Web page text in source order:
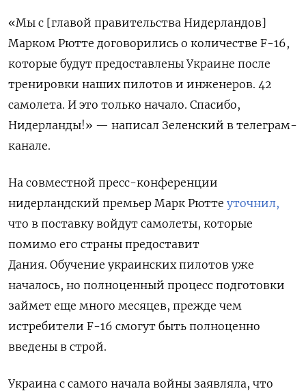
«Мы с [главой правительства Нидерландов]
Марком Рютте договорились о количестве F-16,
которые будут предоставлены Украине после
тренировки наших пилотов и инженеров. 42
самолета. И это только начало. Спасибо,
Нидерланды!» — написал Зеленский в телеграм-
канале.
На совместной пресс-конференции
нидерландский премьер Марк Рютте уточнил,
что в поставку войдут самолеты, которые
помимо его страны предоставит
Дания. Обучение украинских пилотов уже
началось, но полноценный процесс подготовки
займет еще много месяцев, прежде чем
истребители F-16 смогут быть полноценно
введены в строй.
Украина с самого начала войны заявляла, что